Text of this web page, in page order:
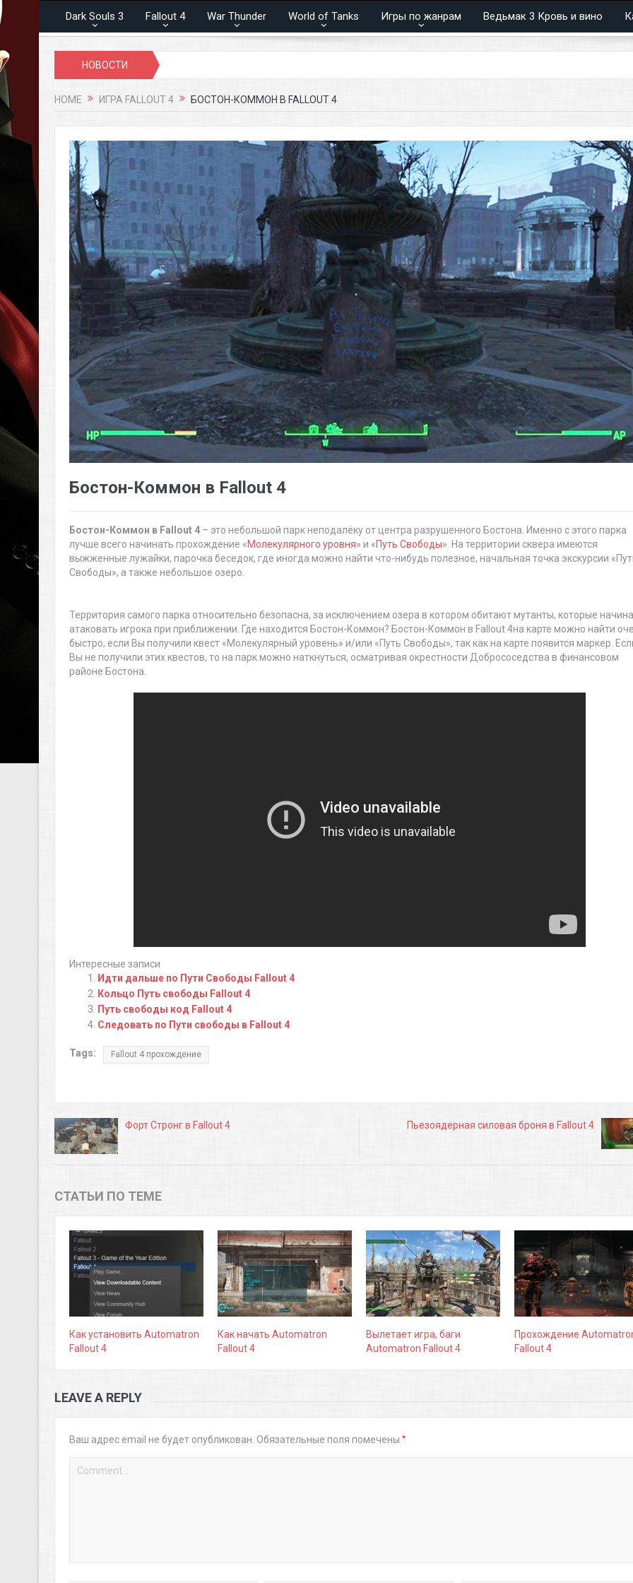
Dark Souls 3 Fallout 4 War Thunder World of Tanks Игры по жанрам Ведьмак 3 Кровь и вино
НОВОСТИ
HOME ИГРА FALLOUT 4 БОСТОН-КОММОН В FALLOUT 4
Бостон-Коммон в Fallout 4
Бостон-Коммон в Fallout 4– это небольшой парк неподалёку от центра разрушенного Бостона. Именно с этого парка
лучше всего начинать прохождение «Молекулярного уровня» и «Путь Свободы». На территории сквера имеются
выжженные лужайки, парочка беседок, где иногда можно найти что-нибудь полезное, начальная точка экскурсии
Свободы», а также небольшое озеро.
Территория самого парка относительно безопасна, за исключением озера в котором обитают мутанты, которые
атаковать игрока при приближении. Где находится Бостон-Коммон? Бостон-Коммон в Fallout 4на карте можно найти
быстро, если Вы получили квест «Молекулярный уровень» и/или «Путь Свободы», так как на карте появится маркер.
Вы не получили этих квестов, то на парк можно наткнуться, осматривая окрестности Добрососедства в финансовом
районе Бостона.
Интересные записи
Идти дальше по Пути Свободы Fallout 4
Кольцо Путь свободы Fallout 4
Путь свободы код Fallout 4
Следовать по Пути свободы в Fallout 4
Tags: Fallout 4 прохождение
Форт Стронг в Fallout 4 Пьезоядерная силовая броня в Fallout 4
СТАТЬИ ПО ТЕМЕ
Как установить Automatron
Fallout 4
Как начать Automatron
Fallout 4
Вылетает игра, баги
Automatron Fallout 4
Прохождение
Fallout 4
LEAVE A REPLY
Ваш адрес email не будет опубликован. Обязательные поля помечены *